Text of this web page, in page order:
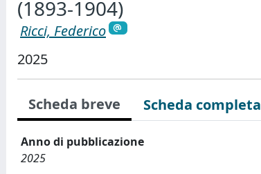
(1893-1904)
Ricci, Federico
2025
Scheda breve Scheda completa
Anno di pubblicazione
2025